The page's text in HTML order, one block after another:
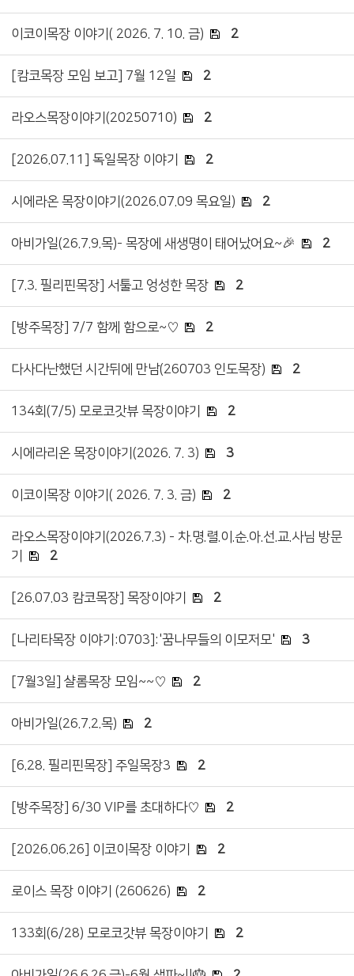
이코이목장 이야기( 2026. 7. 10. 금) 2
[캄코목장 모임 보고] 7월 12일 2
라오스목장이야기(20250710) 2
[2026.07.11] 독일목장 이야기 2
시에라온 목장이야기(2026.07.09 목요일) 2
아비가일(26.7.9.목)- 목장에 새생명이 태어났어요~🎉 2
[7.3. 필리핀목장] 서툴고 엉성한 목장 2
[방주목장] 7/7 함께 함으로~♡ 2
다사다난했던 시간뒤에 만남(260703 인도목장) 2
134회(7/5) 모로코갓뷰 목장이야기 2
시에라리온 목장이야기(2026. 7. 3) 3
이코이목장 이야기( 2026. 7. 3. 금) 2
라오스목장이야기(2026.7.3) - 차.명.렬.이.순.아.선.교.사님 방문
기
2
[26.07.03 캄코목장] 목장이야기 2
[나리타목장 이야기:0703]:'꿈나무들의 이모저모' 3
[7월3일] 샬롬목장 모임~~♡ 2
아비가일(26.7.2.목) 2
[6.28. 필리핀목장] 주일목장3 2
[방주목장] 6/30 VIP를 초대하다♡ 2
[2026.06.26] 이코이목장 이야기 2
로이스 목장 이야기 (260626) 2
133회(6/28) 모로코갓뷰 목장이야기 2